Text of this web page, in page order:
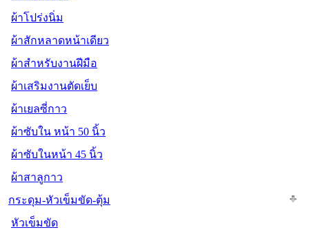
ผ้าโปร่งนิ่ม
ผ้าสักหลาดหน้าเดียว
ผ้าสำหรับงานฝีมือ
ผ้าเสริมงานตัดเย็บ
ผ้าเยลซี่กาว
ผ้าซับใน หน้า 50 นิ้ว
ผ้าซับในหน้า 45 นิ้ว
ผ้าสาลูกาว
กระดุม-หัวเข็มขัด-ตุ้ม
หัวเข็มขัด